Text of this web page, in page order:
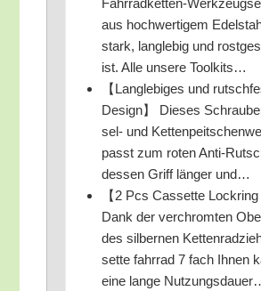
Fahr­rad­ket­ten-
aus hoch­wer­ti­gem
stark, lang­le­big und
ist. Alle unse­re Toolkits…
【Lang­le­bi­ges und
Design】 Die­ses
sel- und
passt zum roten Anti-
des­sen Griff län­ger und…
【2 Pcs Cas­set­te Lock­ring
Dank der ver­chrom­ten
des sil­ber­nen
set­te fahr­rad 7 fach Ihnen
eine lan­ge